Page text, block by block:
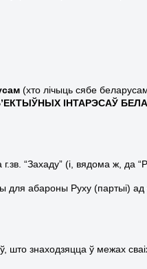
(хто лічыць сябе
ІНТАРЭСАЎ
“Захаду” (і, вядома ж, да
абароны Руху (партыі) ад
што знаходзяцца ў межах